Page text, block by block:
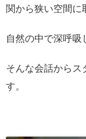
関から狭い空間に
自然の中で深呼吸
そんな会話からス
す。